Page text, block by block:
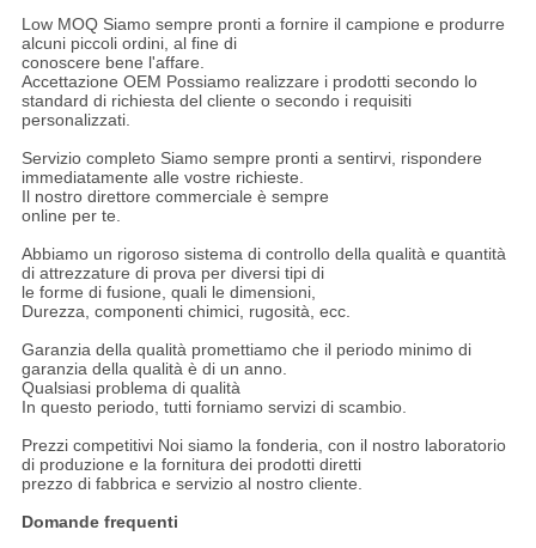
Low MOQ Siamo sempre pronti a fornire il campione e produrre
alcuni piccoli ordini, al fine di
conoscere bene l'affare.
Accettazione OEM Possiamo realizzare i prodotti secondo lo
standard di richiesta del cliente o secondo i requisiti
personalizzati.
Servizio completo Siamo sempre pronti a sentirvi, rispondere
immediatamente alle vostre richieste.
Il nostro direttore commerciale è sempre
online per te.
Abbiamo un rigoroso sistema di controllo della qualità e quantità
di attrezzature di prova per diversi tipi di
le forme di fusione, quali le dimensioni,
Durezza, componenti chimici, rugosità, ecc.
Garanzia della qualità promettiamo che il periodo minimo di
garanzia della qualità è di un anno.
Qualsiasi problema di qualità
In questo periodo, tutti forniamo servizi di scambio.
Prezzi competitivi Noi siamo la fonderia, con il nostro laboratorio
di produzione e la fornitura dei prodotti diretti
prezzo di fabbrica e servizio al nostro cliente.
Domande frequenti